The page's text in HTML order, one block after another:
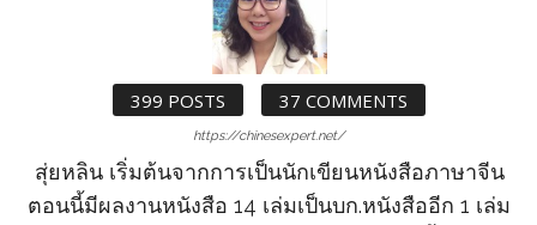
399 POSTS 37 COMMENTS
https://chinesexpert.net/
สุ่ยหลิน เริ่มต้นจากการเป็นนักเขียนหนังสือภาษาจีน
ตอนนี้มีผลงานหนังสือ 14 เล่มเป็นบก.หนังสืออีก 1 เล่ม